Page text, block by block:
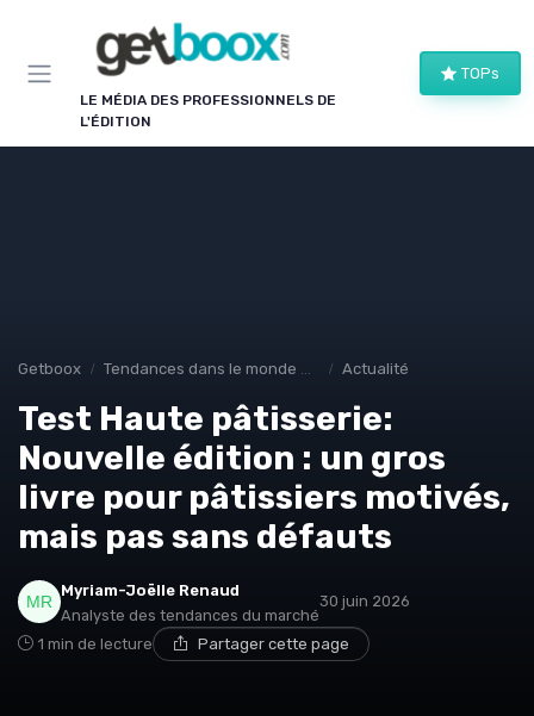
LE MÉDIA DES PROFESSIONNELS DE
L'ÉDITION
TOPs
Getboox Tendances dans le monde du livre Actualité
Test Haute pâtisserie:
Nouvelle édition : un gros
livre pour pâtissiers motivés,
mais pas sans défauts
Myriam-Joëlle Renaud
Analyste des tendances du marché
30 juin 2026
1 min de lecture Partager cette page